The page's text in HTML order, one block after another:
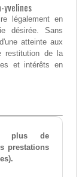
yvelines
légalement en
désirée. Sans
atteinte aux
restitution de la
et intérêts en
plus de
prestations